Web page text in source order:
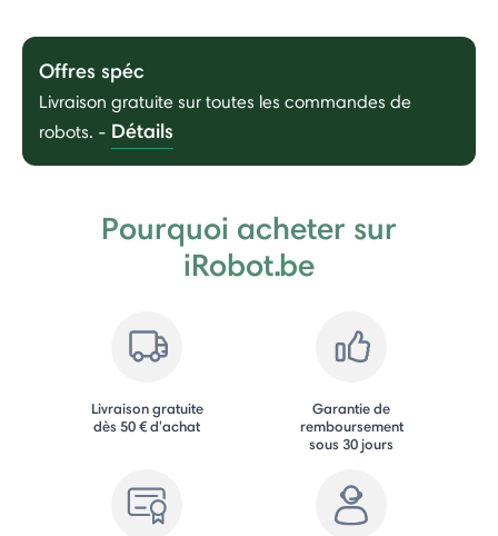
Offres spéc
Livraison gratuite sur toutes les commandes de
robots. - Détails
Pourquoi acheter sur
iRobot.be
Livraison gratuite
dès 50 € d'achat
Garantie de
remboursement
sous 30 jours